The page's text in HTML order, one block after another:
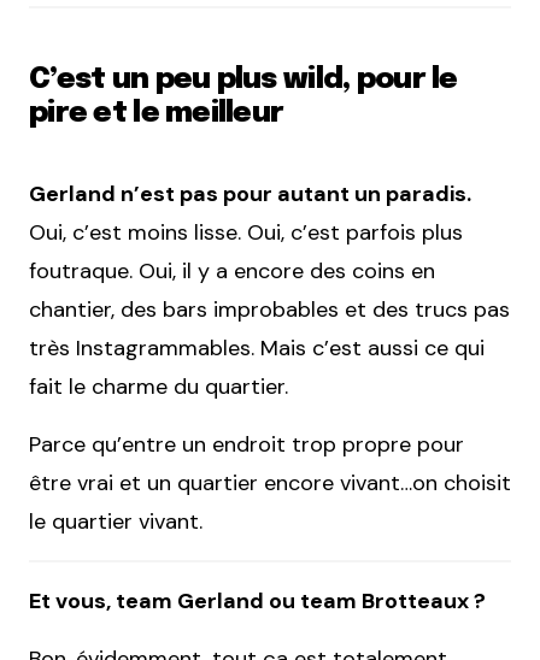
C’est un peu plus wild, pour le
pire et le meilleur
Gerland n’est pas pour autant un paradis.
Oui, c’est moins lisse. Oui, c’est parfois plus
foutraque. Oui, il y a encore des coins en
chantier, des bars improbables et des trucs pas
très Instagrammables. Mais c’est aussi ce qui
fait le charme du quartier.
Parce qu’entre un endroit trop propre pour
être vrai et un quartier encore vivant…on choisit
le quartier vivant.
Et vous, team Gerland ou team Brotteaux ?